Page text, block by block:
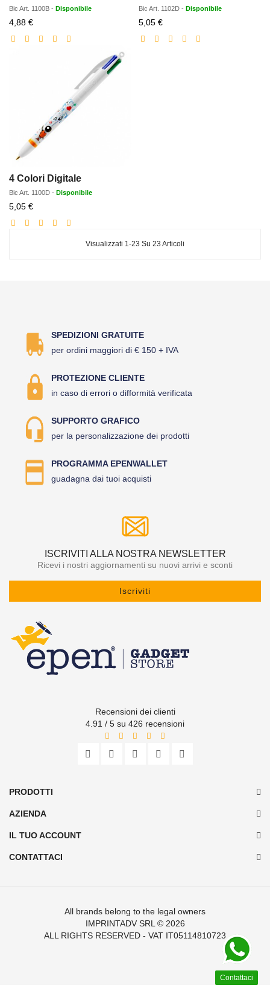
Bic Art. 1100B - Disponibile
4,88 €Prezzo
scontato
Bic Art. 1102D - Disponibile
5,05 €Prezzo
scontato
4 Colori Digitale
Bic Art. 1100D - Disponibile
5,05 €Prezzo
scontato
Visualizzati 1-23 Su 23 Articoli
SPEDIZIONI GRATUITE
per ordini maggiori di € 150 + IVA
PROTEZIONE CLIENTE
in caso di errori o difformità verificata
SUPPORTO GRAFICO
per la personalizzazione dei prodotti
PROGRAMMA EPENWALLET
guadagna dai tuoi acquisti
ISCRIVITI ALLA NOSTRA NEWSLETTER
Ricevi i nostri aggiornamenti su nuovi arrivi e sconti
Iscriviti
Recensioni dei clienti
4.91 / 5 su 426 recensioni
PRODOTTI
AZIENDA
IL TUO ACCOUNT
CONTATTACI
Contattaci
All brands belong to the legal owners
IMPRINTADV SRL © 2026
ALL RIGHTS RESERVED - VAT IT05114810723